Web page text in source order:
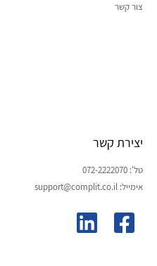
צור קשר
יצירת קשר
טל': 072-2222070
אימייל: support@complit.co.il